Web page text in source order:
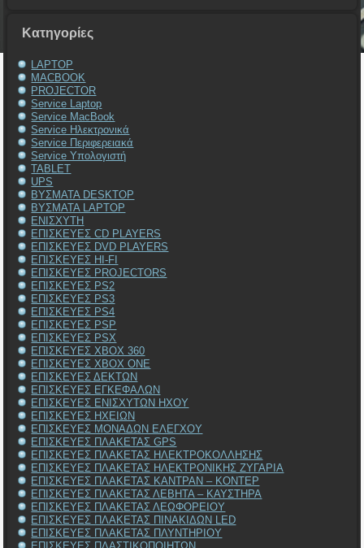
Kατηγορίες
LAPTOP
MACBOOK
PROJECTOR
Service Laptop
Service MacBook
Service Ηλεκτρονικά
Service Περιφερειακά
Service Υπολογιστή
TABLET
UPS
ΒΥΣΜΑΤΑ DESKTOP
ΒΥΣΜΑΤΑ LAPTOP
ΕΝΙΣΧΥΤΗ
ΕΠΙΣΚΕΥΕΣ CD PLAYERS
ΕΠΙΣΚΕΥΕΣ DVD PLAYERS
ΕΠΙΣΚΕΥΕΣ HI-FI
ΕΠΙΣΚΕΥΕΣ PROJECTORS
ΕΠΙΣΚΕΥΕΣ PS2
ΕΠΙΣΚΕΥΕΣ PS3
ΕΠΙΣΚΕΥΕΣ PS4
ΕΠΙΣΚΕΥΕΣ PSP
ΕΠΙΣΚΕΥΕΣ PSX
ΕΠΙΣΚΕΥΕΣ XBOX 360
ΕΠΙΣΚΕΥΕΣ XBOX ONE
ΕΠΙΣΚΕΥΕΣ ΔΕΚΤΩΝ
ΕΠΙΣΚΕΥΕΣ ΕΓΚΕΦΑΛΩΝ
ΕΠΙΣΚΕΥΕΣ ΕΝΙΣΧΥΤΩΝ ΗΧΟΥ
ΕΠΙΣΚΕΥΕΣ ΗΧΕΙΩΝ
ΕΠΙΣΚΕΥΕΣ ΜΟΝΑΔΩΝ ΕΛΕΓΧΟΥ
ΕΠΙΣΚΕΥΕΣ ΠΛΑΚΕΤΑΣ GPS
ΕΠΙΣΚΕΥΕΣ ΠΛΑΚΕΤΑΣ ΗΛΕΚΤΡΟΚΟΛΛΗΣΗΣ
ΕΠΙΣΚΕΥΕΣ ΠΛΑΚΕΤΑΣ ΗΛΕΚΤΡΟΝΙΚΗΣ ΖΥΓΑΡΙΑ
ΕΠΙΣΚΕΥΕΣ ΠΛΑΚΕΤΑΣ ΚΑΝΤΡΑΝ – ΚΟΝΤΕΡ
ΕΠΙΣΚΕΥΕΣ ΠΛΑΚΕΤΑΣ ΛΕΒΗΤΑ – ΚΑΥΣΤΗΡΑ
ΕΠΙΣΚΕΥΕΣ ΠΛΑΚΕΤΑΣ ΛΕΩΦΟΡΕΙΟΥ
ΕΠΙΣΚΕΥΕΣ ΠΛΑΚΕΤΑΣ ΠΙΝΑΚΙΔΩΝ LED
ΕΠΙΣΚΕΥΕΣ ΠΛΑΚΕΤΑΣ ΠΛΥΝΤΗΡΙΟΥ